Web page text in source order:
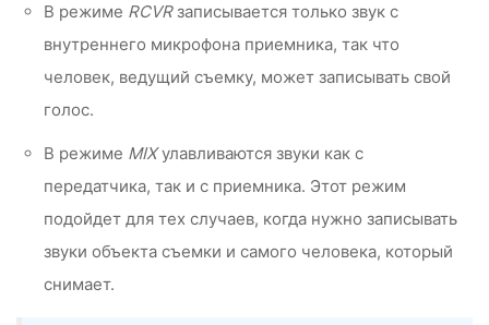
В режиме RCVRзаписывается только звук с
внутреннего микрофона приемника, так что
человек, ведущий съемку, может записывать свой
голос.
В режиме MIXулавливаются звуки как с
передатчика, так и с приемника. Этот режим
подойдет для тех случаев, когда нужно записывать
звуки объекта съемки и самого человека, который
снимает.